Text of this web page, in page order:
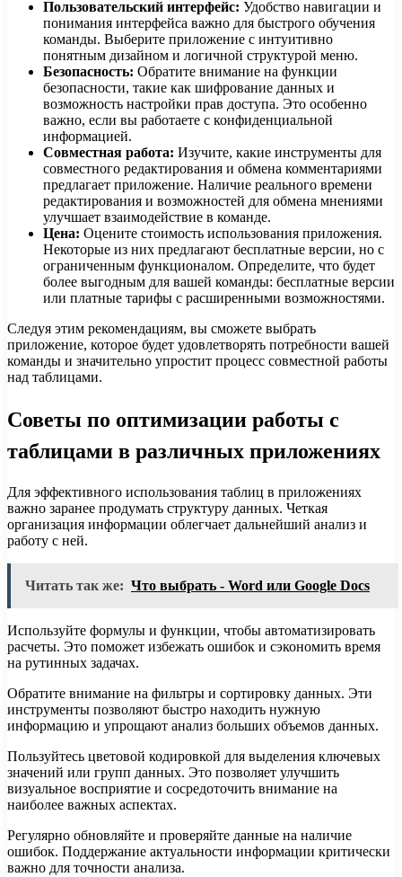
Пользовательский интерфейс: Удобство навигации и
понимания интерфейса важно для быстрого обучения
команды. Выберите приложение с интуитивно
понятным дизайном и логичной структурой меню.
Безопасность: Обратите внимание на функции
безопасности, такие как шифрование данных и
возможность настройки прав доступа. Это особенно
важно, если вы работаете с конфиденциальной
информацией.
Совместная работа: Изучите, какие инструменты для
совместного редактирования и обмена комментариями
предлагает приложение. Наличие реального времени
редактирования и возможностей для обмена мнениями
улучшает взаимодействие в команде.
Цена: Оцените стоимость использования приложения.
Некоторые из них предлагают бесплатные версии, но с
ограниченным функционалом. Определите, что будет
более выгодным для вашей команды: бесплатные версии
или платные тарифы с расширенными возможностями.
Следуя этим рекомендациям, вы сможете выбрать
приложение, которое будет удовлетворять потребности вашей
команды и значительно упростит процесс совместной работы
над таблицами.
Советы по оптимизации работы с
таблицами в различных приложениях
Для эффективного использования таблиц в приложениях
важно заранее продумать структуру данных. Четкая
организация информации облегчает дальнейший анализ и
работу с ней.
Читать так же: Что выбрать - Word или Google Docs
Используйте формулы и функции, чтобы автоматизировать
расчеты. Это поможет избежать ошибок и сэкономить время
на рутинных задачах.
Обратите внимание на фильтры и сортировку данных. Эти
инструменты позволяют быстро находить нужную
информацию и упрощают анализ больших объемов данных.
Пользуйтесь цветовой кодировкой для выделения ключевых
значений или групп данных. Это позволяет улучшить
визуальное восприятие и сосредоточить внимание на
наиболее важных аспектах.
Регулярно обновляйте и проверяйте данные на наличие
ошибок. Поддержание актуальности информации критически
важно для точности анализа.